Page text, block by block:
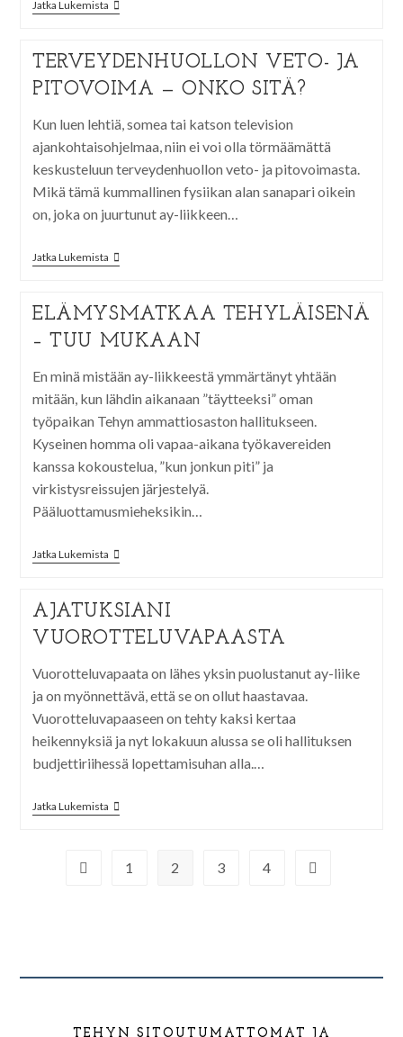
Jatka Lukemista
TERVEYDENHUOLLON VETO- JA
PITOVOIMA — ONKO SITÄ?
Kun luen lehtiä, somea tai katson television
ajankohtaisohjelmaa, niin ei voi olla törmäämättä
keskusteluun terveydenhuollon veto- ja pitovoimasta.
Mikä tämä kummallinen fysiikan alan sanapari oikein
on, joka on juurtunut ay-liikkeen…
Jatka Lukemista
ELÄMYSMATKAA TEHYLÄISENÄ
– TUU MUKAAN
En minä mistään ay-liikkeestä ymmärtänyt yhtään
mitään, kun lähdin aikanaan ”täytteeksi” oman
työpaikan Tehyn ammattiosaston hallitukseen.
Kyseinen homma oli vapaa-aikana työkavereiden
kanssa kokoustelua, ”kun jonkun piti” ja
virkistysreissujen järjestelyä.
Pääluottamusmieheksikin…
Jatka Lukemista
AJATUKSIANI
VUOROTTELUVAPAASTA
Vuorotteluvapaata on lähes yksin puolustanut ay-liike
ja on myönnettävä, että se on ollut haastavaa.
Vuorotteluvapaaseen on tehty kaksi kertaa
heikennyksiä ja nyt lokakuun alussa se oli hallituksen
budjettiriihessä lopettamisuhan alla.…
Jatka Lukemista
1 2 3 4
TEHYN SITOUTUMATTOMAT JA